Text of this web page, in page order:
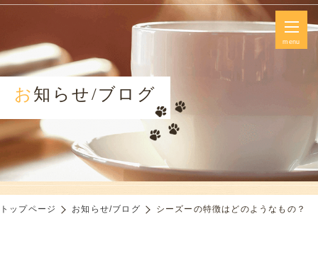
menu
お知らせ/ブログ
トップページ お知らせ/ブログ シーズーの特徴はどのようなもの？